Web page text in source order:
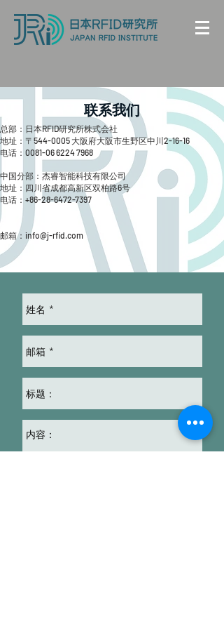
联系我们
总部：日本RFID研究所株式会社
地址：〒544-0005 大阪府大阪市生野区中川2-16-16
电话：0081-066224 7968
中国分部：杰睿智能科技有限公司
地址：四川省成都高新区双柏路6号
​电话：+86-28-6472-7397
邮箱： info@j-rfid.com